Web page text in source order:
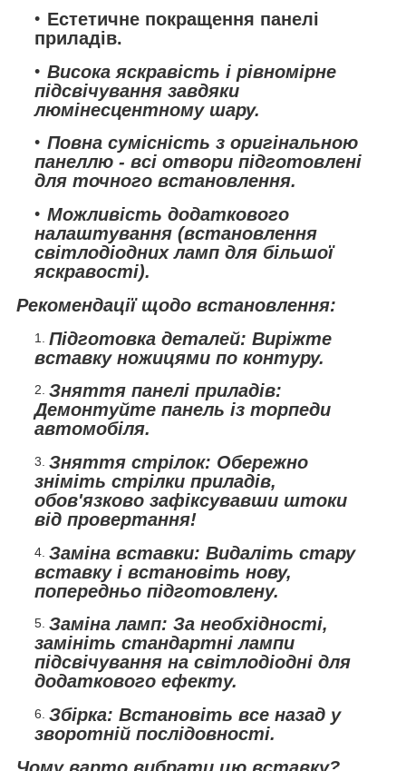
Естетичне покращення панелі
приладів.
Висока яскравість і рівномірне
підсвічування завдяки
люмінесцентному шару.
Повна сумісність з оригінальною
панеллю - всі отвори підготовлені
для точного встановлення.
Можливість додаткового
налаштування (встановлення
світлодіодних ламп для більшої
яскравості).
Рекомендації щодо встановлення:
Підготовка деталей: Виріжте
вставку ножицями по контуру.
Зняття панелі приладів:
Демонтуйте панель із торпеди
автомобіля.
Зняття стрілок: Обережно
зніміть стрілки приладів,
обов'язково зафіксувавши штоки
від провертання!
Заміна вставки: Видаліть стару
вставку і встановіть нову,
попередньо підготовлену.
Заміна ламп: За необхідності,
замініть стандартні лампи
підсвічування на світлодіодні для
додаткового ефекту.
Збірка: Встановіть все назад у
зворотній послідовності.
Чому варто вибрати цю вставку?